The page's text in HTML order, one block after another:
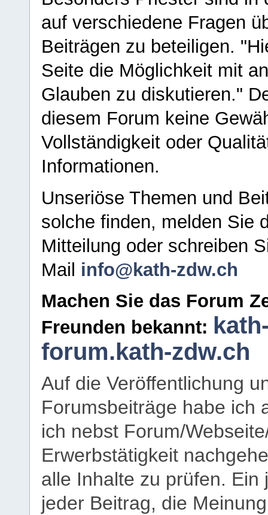
auf verschiedene Fragen
Beiträgen zu beteiligen.
Seite die Möglichkeit mit
Glauben zu diskutieren."
diesem Forum keine
Vollständigkeit oder
Informationen.
Unseriöse Themen und
solche finden, melden Sie
Mitteilung oder schreiben
Mail info@kath-zdw.ch
Machen Sie das Forum
Freunden bekannt:
forum.kath-zdw.ch
Auf die Veröffentlichung
Forumsbeiträge habe ich
ich nebst Forum/
Erwerbstätigkeit
alle Inhalte zu prüfen.
jeder Beitrag, die